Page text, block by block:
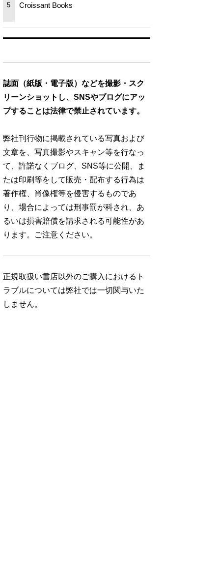
5 Croissant Books
誌面（紙版・電子版）などを撮影・スク
リーンショットし、SNSやブログにアッ
プすることは法律で禁止されています。
弊社刊行物に掲載されている写真および
文章を、写真撮影やスキャン等を行なっ
て、許諾なくブログ、SNS等に公開、ま
たは印刷等をして販売・配布する行為は
著作権、肖像権等を侵害するものであ
り、場合によっては刑事罰が科され、あ
るいは損害賠償を請求される可能性があ
ります。ご注意ください。
正規取扱い書店以外のご購入におけるト
ラブルについては弊社では一切関与いた
しません。